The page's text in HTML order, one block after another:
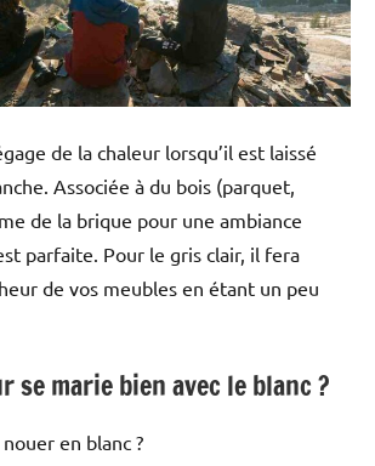
de la chaleur lorsqu’il est laissé
Associée à du bois (parquet,
de la brique pour une ambiance
parfaite. Pour le gris clair, il fera
de vos meubles en étant un peu
se marie bien avec le blanc ?
en blanc ?